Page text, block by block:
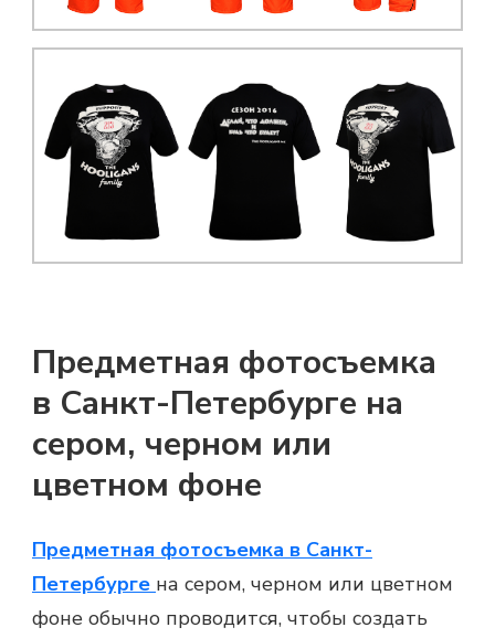
Предметная фотосъемка
в Санкт-Петербурге на
сером, черном или
цветном фоне
Предметная фотосъемка в Санкт-
Петербурге на сером, черном или цветном
фоне обычно проводится, чтобы создать